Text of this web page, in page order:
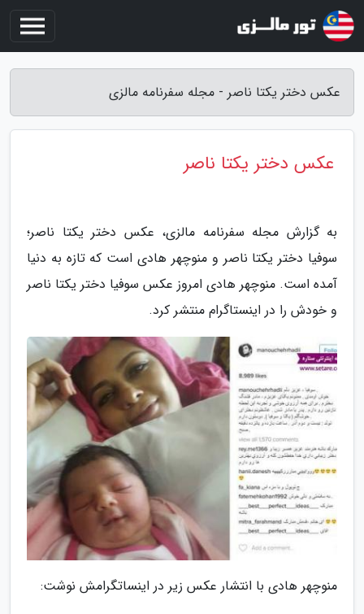
عکس دختر یکتا ناصر - مجله سفرنامه مالزی
عکس دختر یکتا ناصر
به گزارش مجله سفرنامه مالزی، عکس دختر یکتا ناصر؛
سوفیا دختر یکتا ناصر و منوچهر هادی است که تازه به دنیا
آمده است. منوچهر هادی امروز عکس سوفیا دختر یکتا ناصر
و خودش را در اینستاگرام منتشر کرد.
منوچهر هادی با انتشار عکس زیر در اینساتگرامش نوشت: